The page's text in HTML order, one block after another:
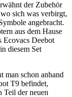
der Zubehör
sich was verbirgt,
angebracht.
aus dem Hause
Ecovacs Deebot
diesem Set
man schon anhand
T9 befindet,
Teil der neuen